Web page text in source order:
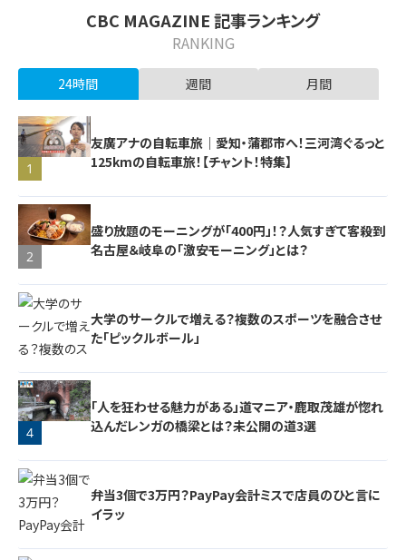
CBC MAGAZINE 記事ランキング
RANKING
24時間 週間 月間
1
友廣アナの自転車旅｜愛知・蒲郡市へ！三河湾ぐるっと
125kmの自転車旅！【チャント！特集】
2
盛り放題のモーニングが「400円」！？人気すぎて客殺到
名古屋＆岐阜の「激安モーニング」とは？
3
大学のサークルで増える？複数のスポーツを融合させ
た「ピックルボール」
4
「人を狂わせる魅力がある」道マニア・鹿取茂雄が惚れ
込んだレンガの橋梁とは？未公開の道3選
弁当3個で3万円？PayPay会計ミスで店員のひと言に
イラッ